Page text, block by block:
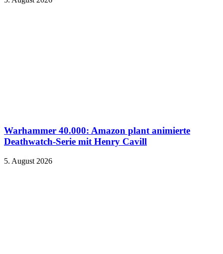
Warhammer 40.000: Amazon plant animierte
Deathwatch-Serie mit Henry Cavill
5. August 2026